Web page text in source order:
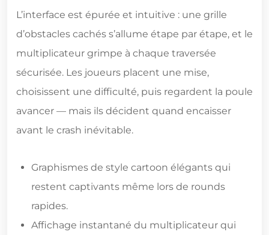
L’interface est épurée et intuitive : une grille
d’obstacles cachés s’allume étape par étape, et le
multiplicateur grimpe à chaque traversée
sécurisée. Les joueurs placent une mise,
choisissent une difficulté, puis regardent la poule
avancer — mais ils décident quand encaisser
avant le crash inévitable.
Graphismes de style cartoon élégants qui
restent captivants même lors de rounds
rapides.
Affichage instantané du multiplicateur qui